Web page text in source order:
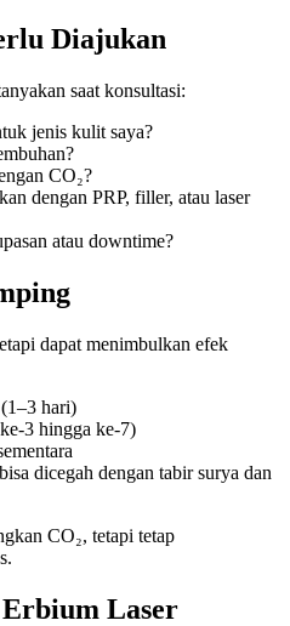
Diajukan
saat konsultasi:
jenis kulit saya?
CO₂?
dengan PRP, filler, atau laser
atau downtime?
dapat menimbulkan efek
hari)
3 hingga ke-7)
dicegah dengan tabir surya dan
CO₂, tetapi tetap
Erbium Laser